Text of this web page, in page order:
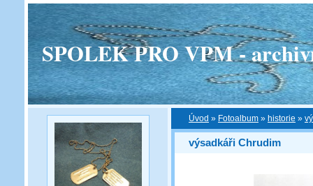
SPOLEK PRO VPM -
Úvod » Fotoalbum » historie »
výsadkáři Chrudim